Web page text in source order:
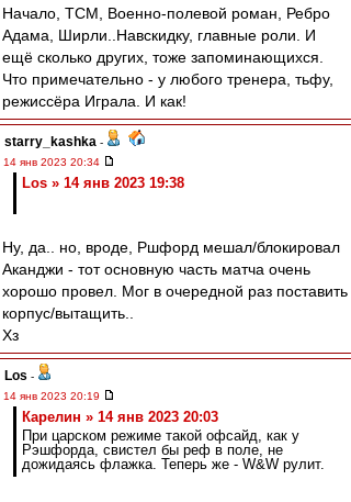
Начало, ТСМ, Военно-полевой роман, Ребро
Адама, Ширли..Навскидку, главные роли. И
ещё сколько других, тоже запоминающихся.
Что примечательно - у любого тренера, тьфу,
режиссёра Играла. И как!
starry_kashka -
14 янв 2023 20:34
Los » 14 янв 2023 19:38
Ну, да.. но, вроде, Ршфорд мешал/блокировал
Аканджи - тот основную часть матча очень
хорошо провел. Мог в очередной раз поставить
корпус/вытащить..
Хз
Los -
14 янв 2023 20:19
Карелин » 14 янв 2023 20:03
При царском режиме такой офсайд, как у
Рэшфорда, свистел бы реф в поле, не
дожидаясь флажка. Теперь же - W&W рулит.